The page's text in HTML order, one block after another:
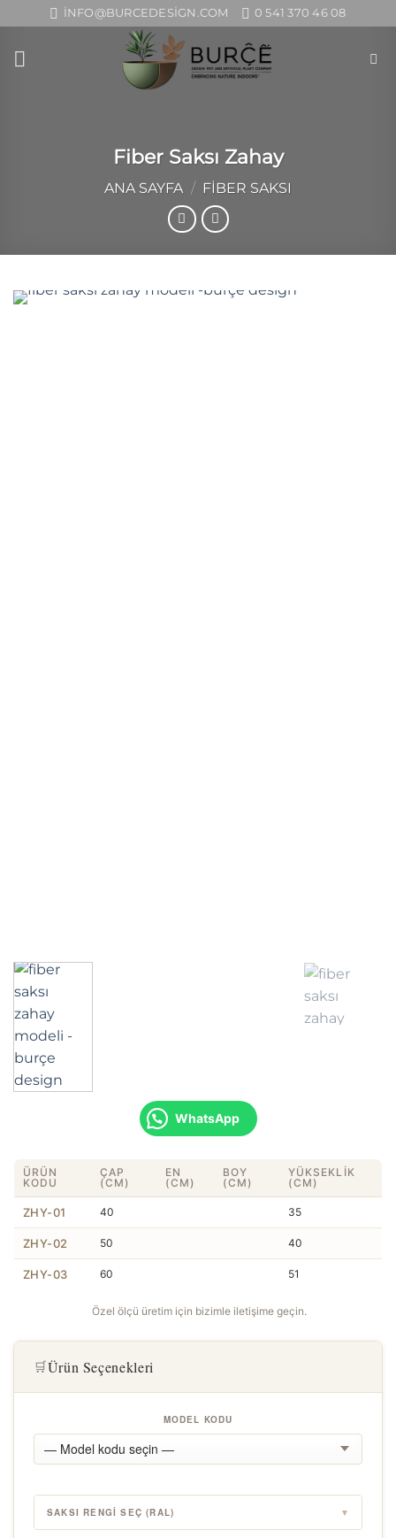
atla
INFO@BURCEDESIGN.COM 0 541 370 46 08
Fiber Saksı Zahay
ANA SAYFA / FIBER SAKSI
WhatsApp
ÜRÜN
KODU
ÇAP
(CM)
EN
(CM)
BOY
(CM)
YÜKSEKLIK
(CM)
ZHY-01 40 35
ZHY-02 50 40
ZHY-03 60 51
Özel ölçü üretim için bizimle iletişime geçin.
🛒Ürün Seçenekleri
MODEL KODU
SAKSI RENGI SEÇ (RAL) ▼